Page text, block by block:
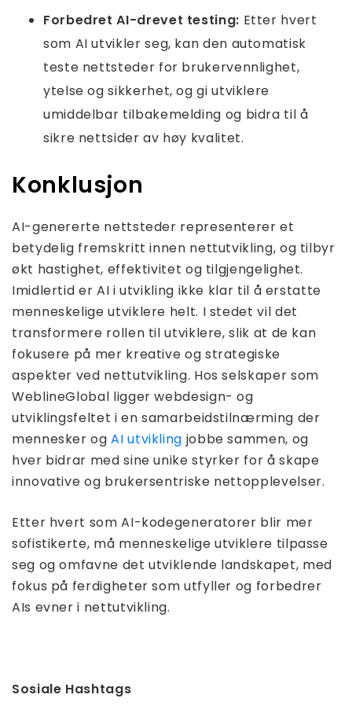
Forbedret AI-drevet testing: Etter hvert
som AI utvikler seg, kan den automatisk
teste nettsteder for brukervennlighet,
ytelse og sikkerhet, og gi utviklere
umiddelbar tilbakemelding og bidra til å
sikre nettsider av høy kvalitet.
Konklusjon
AI-genererte nettsteder representerer et
betydelig fremskritt innen nettutvikling, og tilbyr
økt hastighet, effektivitet og tilgjengelighet.
Imidlertid er AI i utvikling ikke klar til å erstatte
menneskelige utviklere helt. I stedet vil det
transformere rollen til utviklere, slik at de kan
fokusere på mer kreative og strategiske
aspekter ved nettutvikling. Hos selskaper som
WeblineGlobal ligger webdesign- og
utviklingsfeltet i en samarbeidstilnærming der
mennesker ogAI utvikling jobbe sammen, og
hver bidrar med sine unike styrker for å skape
innovative og brukersentriske nettopplevelser.
Etter hvert som AI-kodegeneratorer blir mer
sofistikerte, må menneskelige utviklere tilpasse
seg og omfavne det utviklende landskapet, med
fokus på ferdigheter som utfyller og forbedrer
AIs evner i nettutvikling.
Sosiale Hashtags